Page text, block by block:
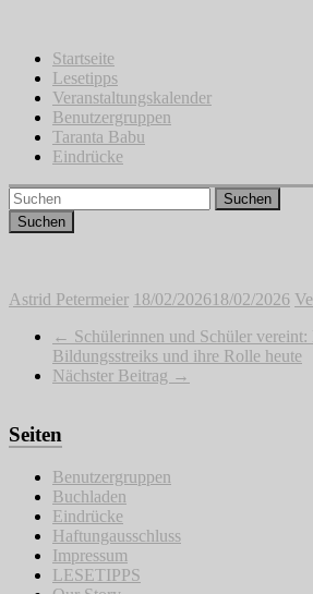
springenStartseite
Lesetipps
Veranstaltungskalender
Benutzergruppen
Taranta Babu
Eindrücke
Suchen
Astrid Petermeier 18/02/202618/02/2026
← Schülerinnen und Schüler
Bildungsstreiks und ihre Rolle heute
Nächster Beitrag →
Seiten
Benutzergruppen
Buchladen
Eindrücke
Haftungausschluss
Impressum
LESETIPPS